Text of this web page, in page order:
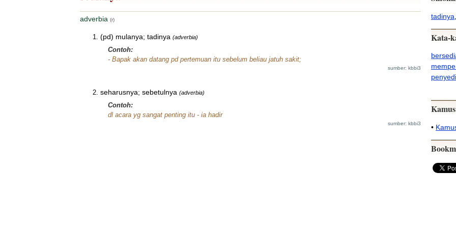
adverbia (r)
(pd) mulanya; tadinya (adverbia)
Contoh:
- Bapak akan datang pd pertemuan itu sebelum beliau jatuh sakit;
sumber: kbbi3
seharusnya; sebetulnya (adverbia)
Contoh:
dl acara yg sangat penting itu - ia hadir
sumber: kbbi3
tadinya
Kata-
•